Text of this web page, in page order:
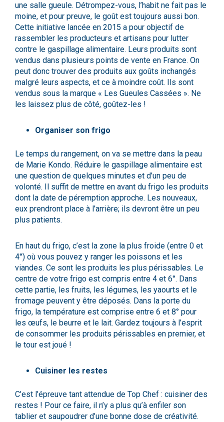
une salle gueule. Détrompez-vous, l’habit ne fait pas le
moine, et pour preuve, le goût est toujours aussi bon.
Cette initiative lancée en 2015 a pour objectif de
rassembler les producteurs et artisans pour lutter
contre le gaspillage alimentaire. Leurs produits sont
vendus dans plusieurs points de vente en France. On
peut donc trouver des produits aux goûts inchangés
malgré leurs aspects, et ce à moindre coût. Ils sont
vendus sous la marque « Les Gueules Cassées ». Ne
les laissez plus de côté, goûtez-les !
Organiser son frigo
Le temps du rangement, on va se mettre dans la peau
de Marie Kondo. Réduire le gaspillage alimentaire est
une question de quelques minutes et d’un peu de
volonté. Il suffit de mettre en avant du frigo les produits
dont la date de péremption approche. Les nouveaux,
eux prendront place à l’arrière; ils devront être un peu
plus patients.
En haut du frigo, c’est la zone la plus froide (entre 0 et
4°) où vous pouvez y ranger les poissons et les
viandes. Ce sont les produits les plus périssables. Le
centre de votre frigo est compris entre 4 et 6°. Dans
cette partie, les fruits, les légumes, les yaourts et le
fromage peuvent y être déposés. Dans la porte du
frigo, la température est comprise entre 6 et 8° pour
les œufs, le beurre et le lait. Gardez toujours à l’esprit
de consommer les produits périssables en premier, et
le tour est joué !
Cuisiner les restes
C’est l’épreuve tant attendue de Top Chef : cuisiner des
restes ! Pour ce faire, il n’y a plus qu’à enfiler son
tablier et saupoudrer d’une bonne dose de créativité.